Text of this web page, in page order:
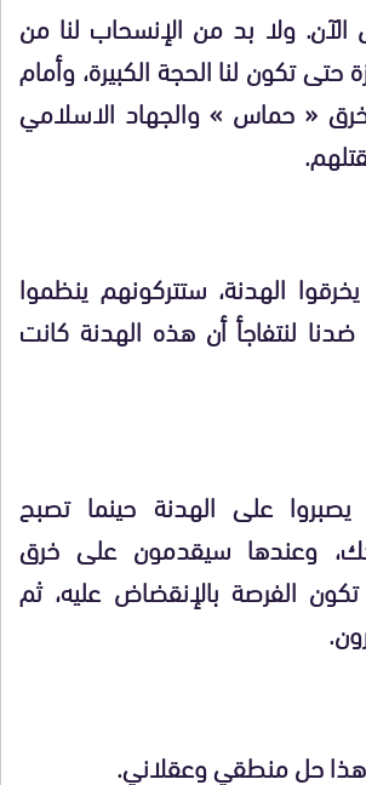
ولا بد من الإنسحاب لنا من
حتى تكون لنا الحجة الكبيرة، وأمام
« حماس » والجهاد الاسلامي
الهدنة، ستتركونهم ينظموا
لنتفاجأ أن هذه الهدنة كانت
على الهدنة حينما تصبح
وعندها سيقدمون على خرق
الفرصة بالإنقضاض عليه، ثم
هذا حل منطقي وعقلاني.